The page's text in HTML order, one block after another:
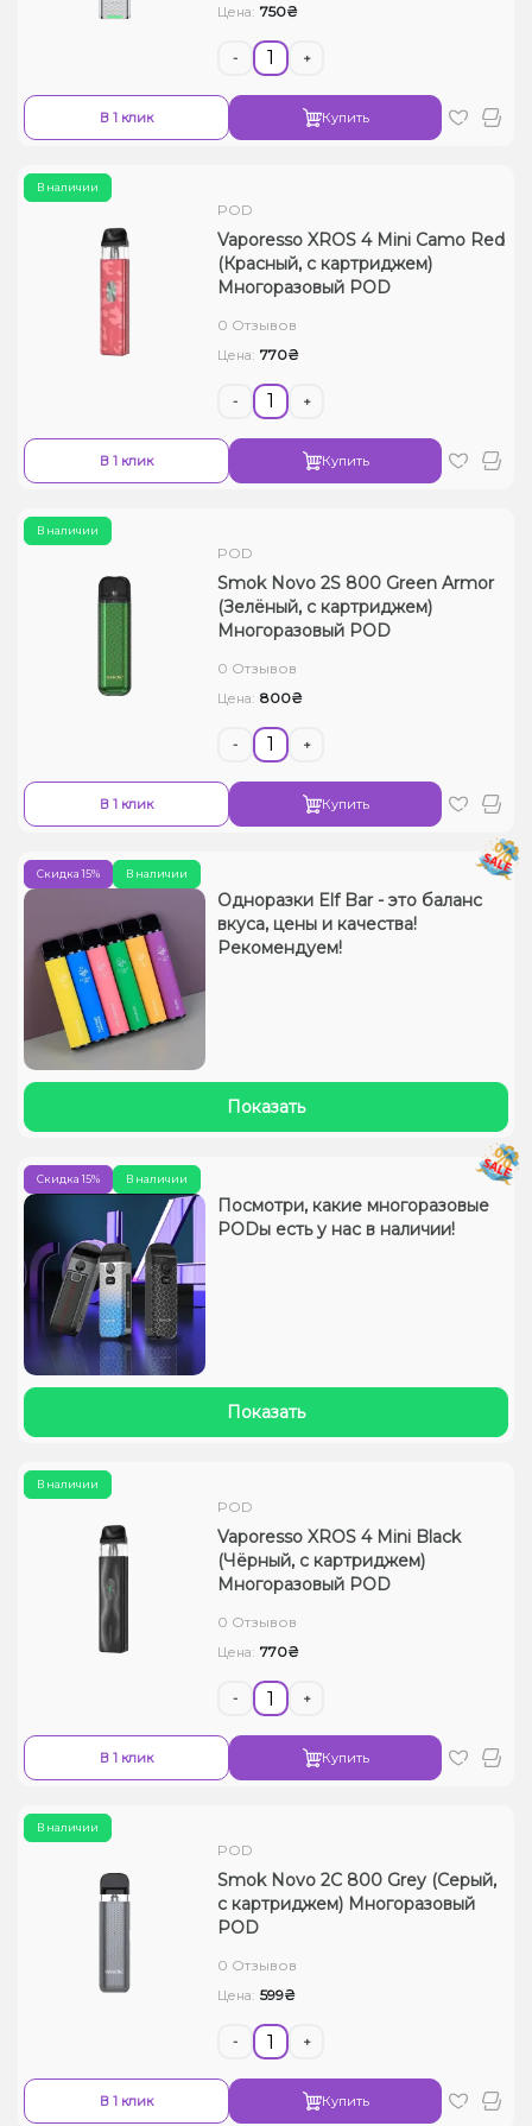
Цена: 750₴
- +
В 1 клик Купить
В наличии
POD
Vaporesso XROS 4 Mini Camo Red
(Красный, с картриджем)
Многоразовый POD
0 Отзывов
Цена: 770₴
- +
В 1 клик Купить
В наличии
POD
Smok Novo 2S 800 Green Armor
(Зелёный, с картриджем)
Многоразовый POD
0 Отзывов
Цена: 800₴
- +
В 1 клик Купить
В наличии
Скидка 15%
Одноразки Elf Bar - это баланс
вкуса, цены и качества!
Рекомендуем!
Показать
В наличии
Скидка 15%
Посмотри, какие многоразовые
PODы есть у нас в наличии!
Показать
В наличии
POD
Vaporesso XROS 4 Mini Black
(Чёрный, с картриджем)
Многоразовый POD
0 Отзывов
Цена: 770₴
- +
В 1 клик Купить
В наличии
POD
Smok Novo 2C 800 Grey (Серый,
с картриджем) Многоразовый
POD
0 Отзывов
Цена: 599₴
- +
В 1 клик Купить